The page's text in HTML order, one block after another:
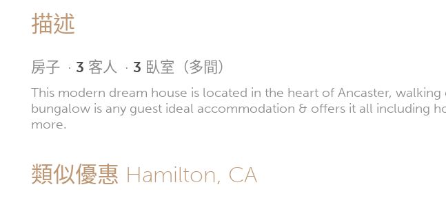
描述
房子 · 3 客人 · 3 臥室（多間）
This modern dream house is located in the heart of Ancaster,
bungalow is any guest ideal accommodation & offers it all including
more.
類似優惠 Hamilton, CA